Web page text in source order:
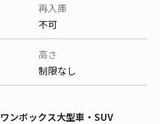
再入庫
不可
高さ
制限なし
ワンボックス大型車・SUV